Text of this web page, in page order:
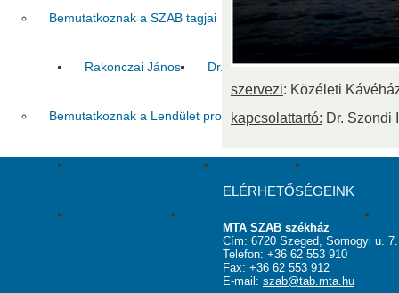
Bemutatkoznak a SZAB tagjai
Rakonczai János Dr. Pálfi György Jelasity Márk
Bemutatkoznak a Lendület program nyertesei
szervezi: Közéleti
kapcsolattartó: Dr. Szondi
ELÉRHETŐSÉGEINK
MTA SZAB székház
Cím: 6720 Szeged, Somogyi u. 7.
Telefon: +36 62 553 910
Fax: +36 62 553 912
E-mail: szab@tab.mta.hu